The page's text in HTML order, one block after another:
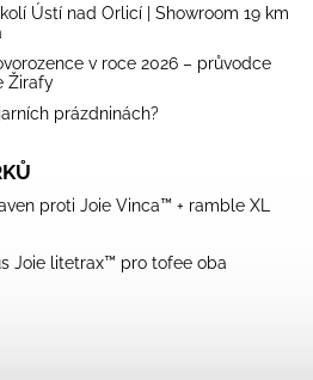
Ústí nad Orlicí | Showroom 19 km
v roce 2026 – průvodce
Žirafy
prázdninách?
proti Joie Vinca™ + ramble XL
Joie litetrax™ pro tofee oba